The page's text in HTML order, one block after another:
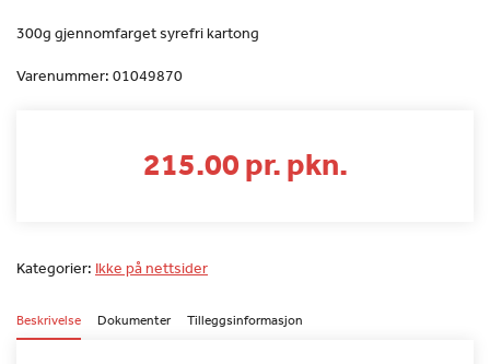
300g gjennomfarget syrefri kartong
Varenummer: 01049870
215.00 pr. pkn.
Kategorier: Ikke på nettsider
Beskrivelse Dokumenter Tilleggsinformasjon